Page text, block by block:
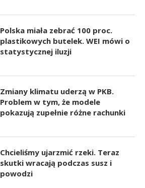
Polska miała zebrać 100 proc.
plastikowych butelek. WEI mówi o
statystycznej iluzji
Zmiany klimatu uderzą w PKB.
Problem w tym, że modele
pokazują zupełnie różne rachunki
Chcieliśmy ujarzmić rzeki. Teraz
skutki wracają podczas susz i
powodzi